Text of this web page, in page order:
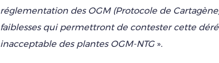
réglementation des OGM (Protocole de
faiblesses qui permettront de contester cette
inacceptable des plantes OGM-NTG».